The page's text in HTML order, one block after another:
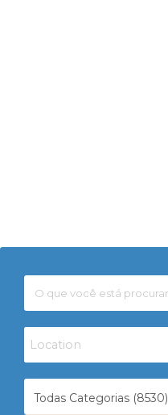
Todas Categorias (8530)